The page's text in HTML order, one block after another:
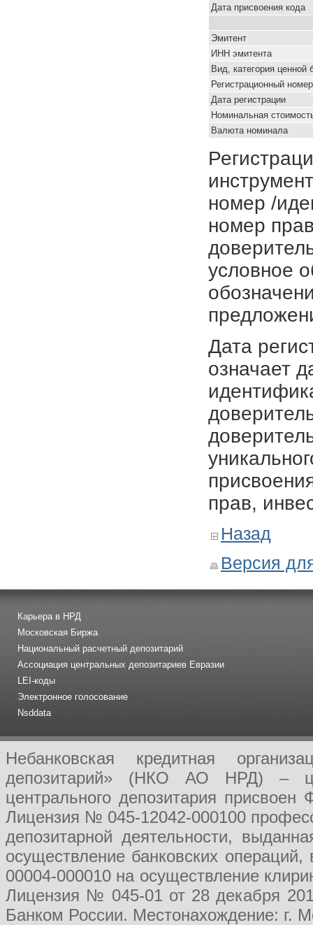
Дата присвоения кода
Эмитент
ИНН эмитента
Вид, категория ценной
Регистрационный номер
Дата регистрации
Номинальная
Валюта номинала
номер /
номер
условное
Дата
означает
прав,
Назад
Версия
Карьера в НРД
Московская Биржа
Национальный расчетный депозитарий
Ассоциация центральных депозитариев Евразии
LEI-коды
Электронное голосование
Nsddata
Небанковская кредитная
депозитарий» (НКО АО НРД) –
центрального депозитария
Лицензия № 045-12042-000100
депозитарной деятельности,
осуществление банковских
00004-000010 на осуществление
Лицензия № 045-01 от 28 декабря
Банком России. Местонахождение: г.